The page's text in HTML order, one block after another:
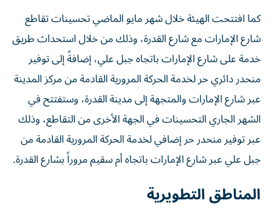
كما افتتحت الهيئة خلال شهر مايو الماضي تحسينات تقاطع
شارع الإمارات مع شارع القدرة، وذلك من خلال استحداث طريق
خدمة على شارع الإمارات باتجاه جبل علي، إضافةً إلى توفير
منحدر دائري حر لخدمة الحركة المرورية القادمة من مركز المدينة
عبر شارع الإمارات والمتجهة إلى مدينة القدرة، وستفتتح في
الشهر الجاري التحسينات في الجهة الأخرى من التقاطع، وذلك
عبر توفير منحدر حر إضافي لخدمة الحركة المرورية القادمة من
جبل علي عبر شارع الإمارات باتجاه أم سقيم مروراً بشارع القدرة.
المناطق التطويرية